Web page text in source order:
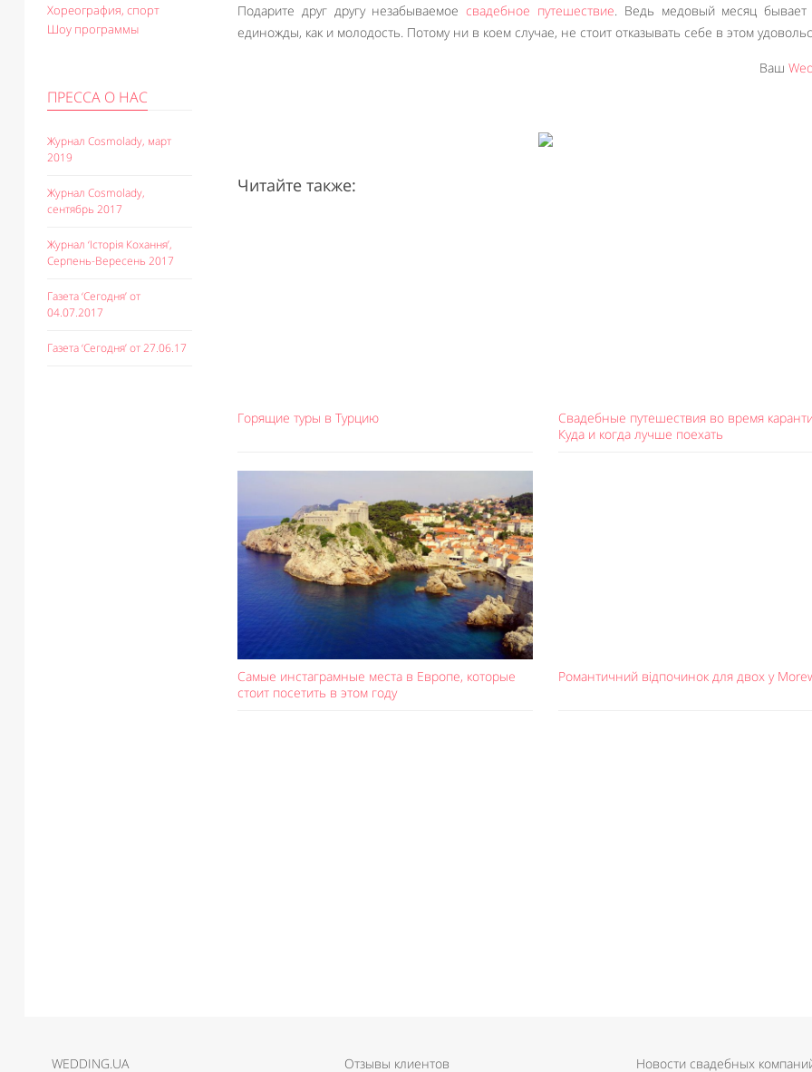
Хореография, спорт
Шоу программы
ПРЕССА О НАС
Журнал Cosmolady, март
2019
Журнал Cosmolady,
сентябрь 2017
Журнал ‘Історія Кохання’,
Серпень-Вересень 2017
Газета ‘Сегодня’ от
04.07.2017
Газета ‘Сегодня’ от 27.06.17
Подарите друг другу незабываемоесвадебное путешествие . Ведь медовый месяц бывает
единожды, как и молодость. Потому ни в коем случае, не стоит отказывать себе в этом
Ваш
Читайте также:
Горящие туры в Турцию
Свадебные путешествия во время
Куда и когда лучше поехать
Самые инстаграмные места в Европе, которые
стоит посетить в этом году
Романтичний відпочинок для двох у
WEDDING.UA Отзывы клиентов Новости свадебных